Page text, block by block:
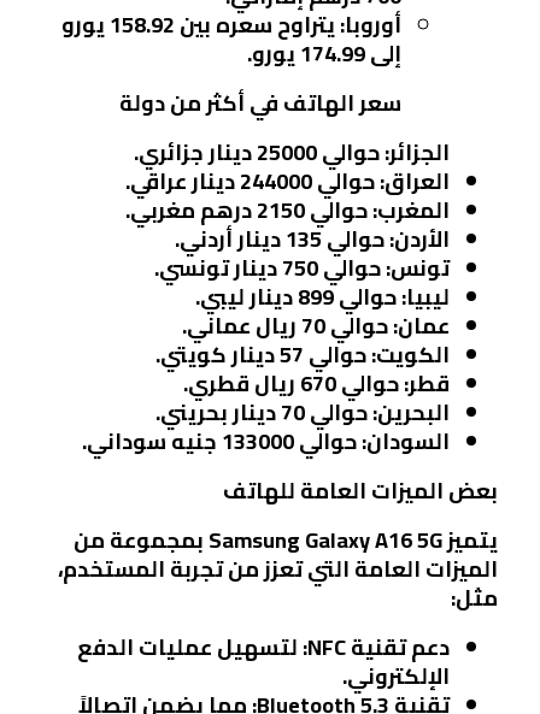
أوروبا : يتراوح سعره بين 158.92 يورو
إلى 174.99 يورو.
سعر الهاتف في أكثر من دولة
الجزائر: حوالي 25000 دينار جزائري.
العراق: حوالي 244000 دينار عراقي.
المغرب: حوالي 2150 درهم مغربي.
الأردن: حوالي 135 دينار أردني.
تونس: حوالي 750 دينار تونسي.
ليبيا: حوالي 899 دينار ليبي.
عمان: حوالي 70 ريال عماني.
الكويت: حوالي 57 دينار كويتي.
قطر: حوالي 670 ريال قطري.
البحرين: حوالي 70 دينار بحريني.
السودان: حوالي 133000 جنيه سوداني.
بعض الميزات العامة للهاتف
يتميز Samsung Galaxy A16 5G بمجموعة من
الميزات العامة التي تعزز من تجربة المستخدم،
مثل:
دعم تقنية NFC
: لتسهيل عمليات الدفع
الإلكتروني.
تقنية Bluetooth 5.3 : مما يضمن اتصالاً